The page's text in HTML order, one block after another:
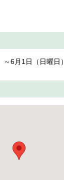
6月1日（日曜日）